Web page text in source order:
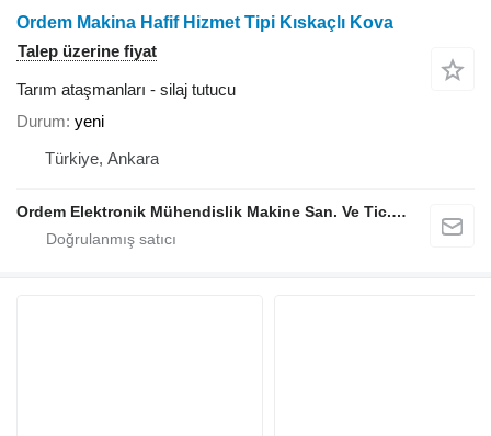
Ordem Makina Hafif Hizmet Tipi Kıskaçlı Kova
Talep üzerine fiyat
Tarım ataşmanları - silaj tutucu
Durum yeni
Türkiye, Ankara
Ordem Elektronik Mühendislik Makine San. Ve Tic. Ltd. Şti.